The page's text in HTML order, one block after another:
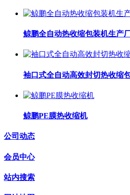
鲸鹏全自动热收缩包装机生产
袖口式全自动高效封切热收缩
鲸鹏PE膜热收缩机
公司动态
会员中心
站内搜索